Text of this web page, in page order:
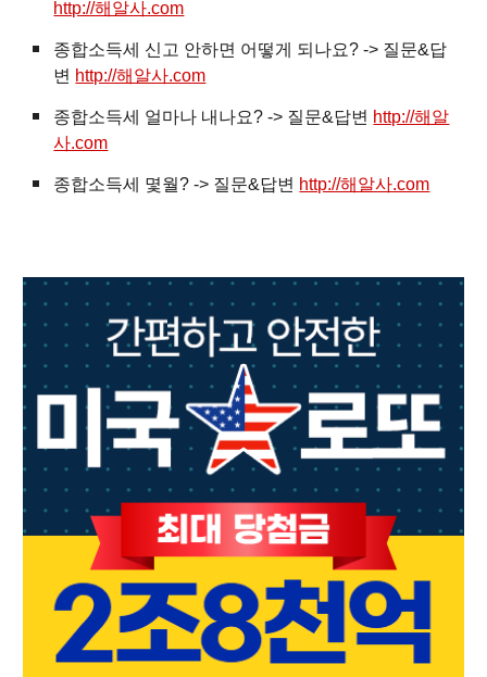
http://해알사.com
종합소득세 신고 안하면 어떻게 되나요? -> 질문&답
변 http://해알사.com
종합소득세 얼마나 내나요? -> 질문&답변 http://해알
사.com
종합소득세 몇월? -> 질문&답변 http://해알사.com